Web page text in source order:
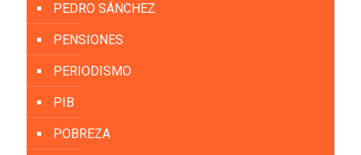
PEDRO SÁNCHEZ
PENSIONES
PERIODISMO
PIB
POBREZA